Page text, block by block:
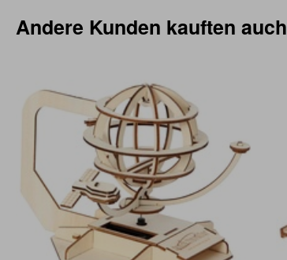
Andere Kunden kauften auch